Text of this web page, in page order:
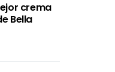
crema
Bella